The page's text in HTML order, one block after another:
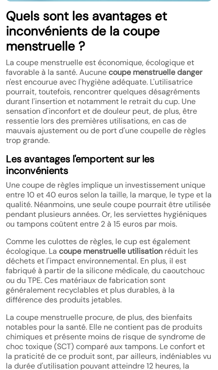
Quels sont les avantages et
inconvénients de la coupe
menstruelle ?
La coupe menstruelle est économique, écologique et
favorable à la santé. Aucunecoupe menstruelle danger
n'est encourue avec l'hygiène adéquate. L'utilisatrice
pourrait, toutefois, rencontrer quelques désagréments
durant l'insertion et notamment le retrait du cup. Une
sensation d'inconfort et de douleur peut, de plus, être
ressentie lors des premières utilisations, en cas de
mauvais ajustement ou de port d'une coupelle de règles
trop grande.
Les avantages l'emportent sur les
inconvénients
Une coupe de règles implique un investissement unique
entre 10 et 40 euros selon la taille, la marque, le type et la
qualité. Néanmoins, une seule coupe pourrait être utilisée
pendant plusieurs années. Or, les serviettes hygiéniques
ou tampons coûtent entre 2 à 15 euros par mois.
Comme les culottes de règles, le cup est également
écologique. La coupe menstruelle utilisation réduit les
déchets et l'impact environnemental. En plus, il est
fabriqué à partir de la silicone médicale, du caoutchouc
ou du TPE. Ces matériaux de fabrication sont
généralement recyclables et plus durables, à la
différence des produits jetables.
La coupe menstruelle procure, de plus, des bienfaits
notables pour la santé. Elle ne contient pas de produits
chimiques et présente moins de risque de syndrome de
choc toxique (SCT) comparé aux tampons. Le confort et
la praticité de ce produit sont, par ailleurs, indéniables vu
la durée d'utilisation pouvant atteindre 12 heures, la